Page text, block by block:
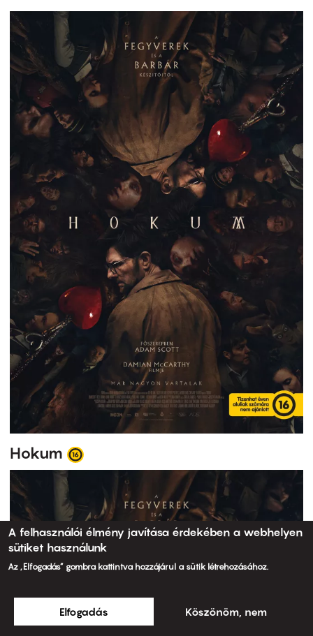
Hokum
A felhasználói élmény javítása érdekében a webhelyen
sütiket használunk
Az „Elfogadás” gombra kattintva hozzájárul a sütik létrehozásához.
Elfogadás Köszönöm, nem